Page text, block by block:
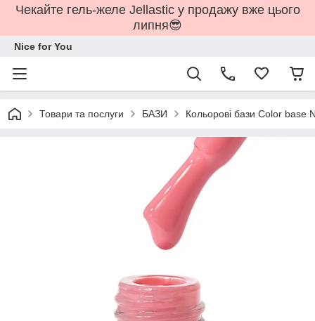
Чекайте гель-желе Jellastic у продажу вже цього
липня😎
Nice for You
Товари та послуги БАЗИ Кольорові бази Color base